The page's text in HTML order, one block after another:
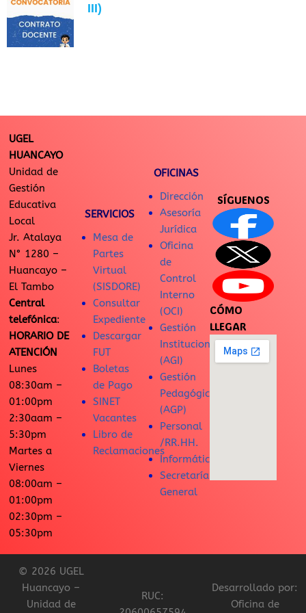
III)
UGEL
HUANCAYO
Unidad de
Gestión
Educativa
Local
Jr. Atalaya
N° 1280 –
Huancayo –
El Tambo
Central
telefónica:
HORARIO DE
ATENCIÓN
Lunes
08:30am –
01:00pm
2:30aam –
5:30pm
Martes a
Viernes
08:00am –
01:00pm
02:30pm –
05:30pm
SERVICIOS
Mesa de
Partes
Virtual
(SISDORE)
Consultar
Expediente
Descargar
FUT
Boletas
de Pago
SINET
Vacantes
Libro de
Reclamaciones
OFICINAS
Dirección
Asesoría
Jurídica
Oficina
de
Control
Interno
(OCI)
Gestión
Institucional
(AGI)
Gestión
Pedagógica
(AGP)
Personal
/RR.HH.
Informática
Secretaría
General
SÍGUENOS
CÓMO
LLEGAR
© 2026 UGEL
Huancayo –
Unidad de
RUC:
Desarrollado por:
Oficina de